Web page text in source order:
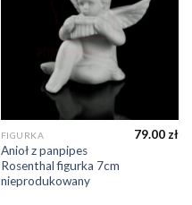
FIGURKA
Anioł z panpipes
Rosenthal figurka 7cm
nieprodukowany
79.00 zł